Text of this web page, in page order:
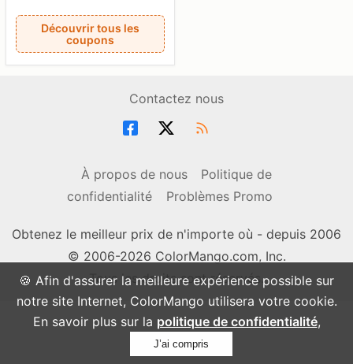
🍪 Afin d'assurer la meilleure expérience possible sur
notre site Internet, ColorMango utilisera votre cookie.
En savoir plus sur la politique de confidentialité,
J’ai compris
Découvrir tous les
coupons
Contactez nous
À propos de nous
Politique de
confidentialité
Problèmes Promo
Obtenez le meilleur prix de n'importe où - depuis 2006
© 2006-2026 ColorMango.com, Inc.
Tous les droits sont réservés.